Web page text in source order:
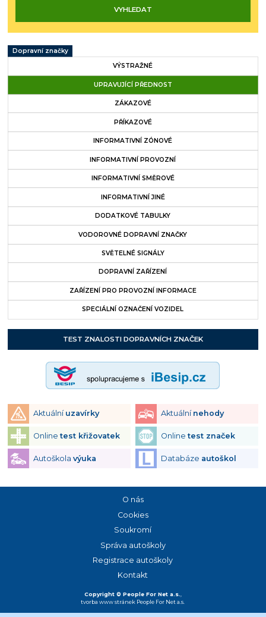
Dopravní značky
VÝSTRAŽNÉ
UPRAVUJÍCÍ PŘEDNOST
ZÁKAZOVÉ
PŘÍKAZOVÉ
INFORMATIVNÍ ZÓNOVÉ
INFORMATIVNÍ PROVOZNÍ
INFORMATIVNÍ SMĚROVÉ
INFORMATIVNÍ JINÉ
DODATKOVÉ TABULKY
VODOROVNÉ DOPRAVNÍ ZNAČKY
SVĚTELNÉ SIGNÁLY
DOPRAVNÍ ZAŘÍZENÍ
ZAŘÍZENÍ PRO PROVOZNÍ INFORMACE
SPECIÁLNÍ OZNAČENÍ VOZIDEL
TEST ZNALOSTI DOPRAVNÍCH ZNAČEK
Aktuální uzavírky Aktuální nehody
Onlinetest křižovatek Onlinetest značek
Autoškola výuka Databáze autoškol
Copyright © People For Net a.s.
tvorba www stránek People For Net a.s.
O nás
Cookies
Soukromí
Správa autoškoly
Registrace autoškoly
Kontakt